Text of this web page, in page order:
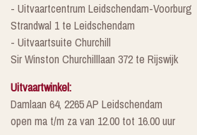
- Uitvaartcentrum Leidschendam-Voorburg
Strandwal 1 te Leidschendam
- Uitvaartsuite Churchill
Sir Winston Churchilllaan 372 te Rijswijk
Uitvaartwinkel:
Damlaan 64, 2265 AP Leidschendam
open ma t/m za van 12.00 tot 16.00 uur